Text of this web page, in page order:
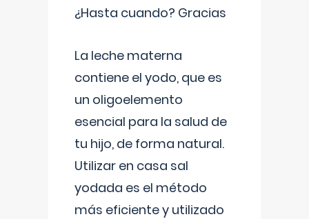
¿Hasta cuando? Gracias
La leche materna
contiene el yodo, que es
un oligoelemento
esencial para la salud de
tu hijo, de forma natural.
Utilizar en casa sal
yodada es el método
más eficiente y utilizado